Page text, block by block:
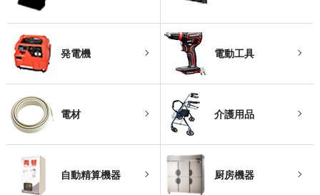
発電機 電動工具
電材 介護用品
自動精算機器 厨房機器